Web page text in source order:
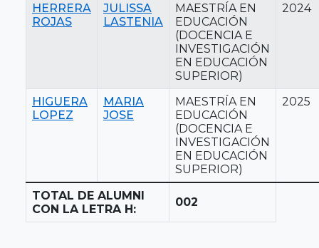
HERRERA
ROJAS
JULISSA
LASTENIA
MAESTRÍA EN
EDUCACIÓN
(DOCENCIA E
INVESTIGACIÓN
EN EDUCACIÓN
SUPERIOR)
2024
HIGUERA
LOPEZ
MARIA
JOSE
MAESTRÍA EN
EDUCACIÓN
(DOCENCIA E
INVESTIGACIÓN
EN EDUCACIÓN
SUPERIOR)
2025
TOTAL DE ALUMNI
CON LA LETRA H:
002